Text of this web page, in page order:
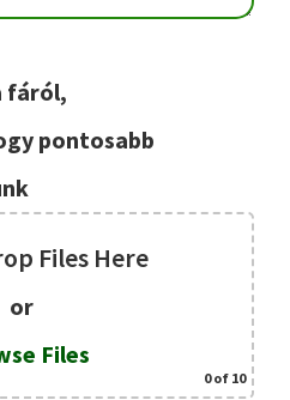
fáról,
pontosabb
Files Here
or
Files
0of 10